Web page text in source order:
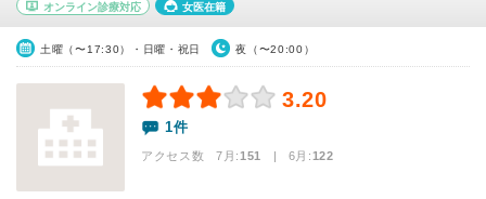
オンライン診療対応 女医在籍
土曜（〜17:30）・日曜・祝日 夜（〜20:00）
3.20
1件
アクセス数 7月:151 | 6月:122